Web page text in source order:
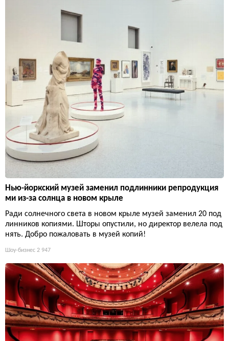
Нью-йоркский музей заменил подлинники репродукция
ми из-за солнца в новом крыле
Ради солнечного света в новом крыле музей заменил 20 под
линников копиями. Шторы опустили, но директор велела под
нять. Добро пожаловать в музей копий!
Шоу-бизнес 2 947